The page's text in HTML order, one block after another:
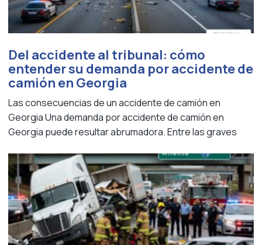
Del accidente al tribunal: cómo
entender su demanda por accidente de
camión en Georgia
Las consecuencias de un accidente de camión en
Georgia Una demanda por accidente de camión en
Georgia puede resultar abrumadora. Entre las graves